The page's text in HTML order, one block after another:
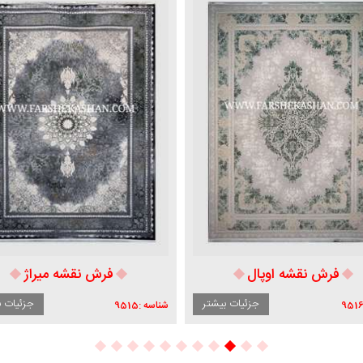
فرش نقشه میراژ
جزئیات بیشتر
فرش